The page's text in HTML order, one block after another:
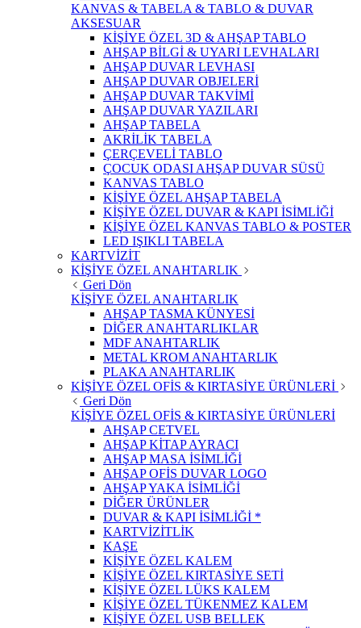
KANVAS & TABELA & TABLO & DUVAR
AKSESUAR
KİŞİYE ÖZEL 3D & AHŞAP TABLO
AHŞAP BİLGİ & UYARI LEVHALARI
AHŞAP DUVAR LEVHASI
AHŞAP DUVAR OBJELERİ
AHŞAP DUVAR TAKVİMİ
AHŞAP DUVAR YAZILARI
AHŞAP TABELA
AKRİLİK TABELA
ÇERÇEVELİ TABLO
ÇOCUK ODASI AHŞAP DUVAR SÜSÜ
KANVAS TABLO
KİŞİYE ÖZEL AHŞAP TABELA
KİŞİYE ÖZEL DUVAR & KAPI İSİMLİĞİ
KİŞİYE ÖZEL KANVAS TABLO & POSTER
LED IŞIKLI TABELA
KARTVİZİT
KİŞİYE ÖZEL ANAHTARLIK
Geri Dön
KİŞİYE ÖZEL ANAHTARLIK
AHŞAP TASMA KÜNYESİ
DİĞER ANAHTARLIKLAR
MDF ANAHTARLIK
METAL KROM ANAHTARLIK
PLAKA ANAHTARLIK
KİŞİYE ÖZEL OFİS & KIRTASİYE ÜRÜNLERİ
Geri Dön
KİŞİYE ÖZEL OFİS & KIRTASİYE ÜRÜNLERİ
AHŞAP CETVEL
AHŞAP KİTAP AYRACI
AHŞAP MASA İSİMLİĞİ
AHŞAP OFİS DUVAR LOGO
AHŞAP YAKA İSİMLİĞİ
DİĞER ÜRÜNLER
DUVAR & KAPI İSİMLİĞİ *
KARTVİZİTLİK
KAŞE
KİŞİYE ÖZEL KALEM
KİŞİYE ÖZEL KIRTASİYE SETİ
KİŞİYE ÖZEL LÜKS KALEM
KİŞİYE ÖZEL TÜKENMEZ KALEM
KİŞİYE ÖZEL USB BELLEK